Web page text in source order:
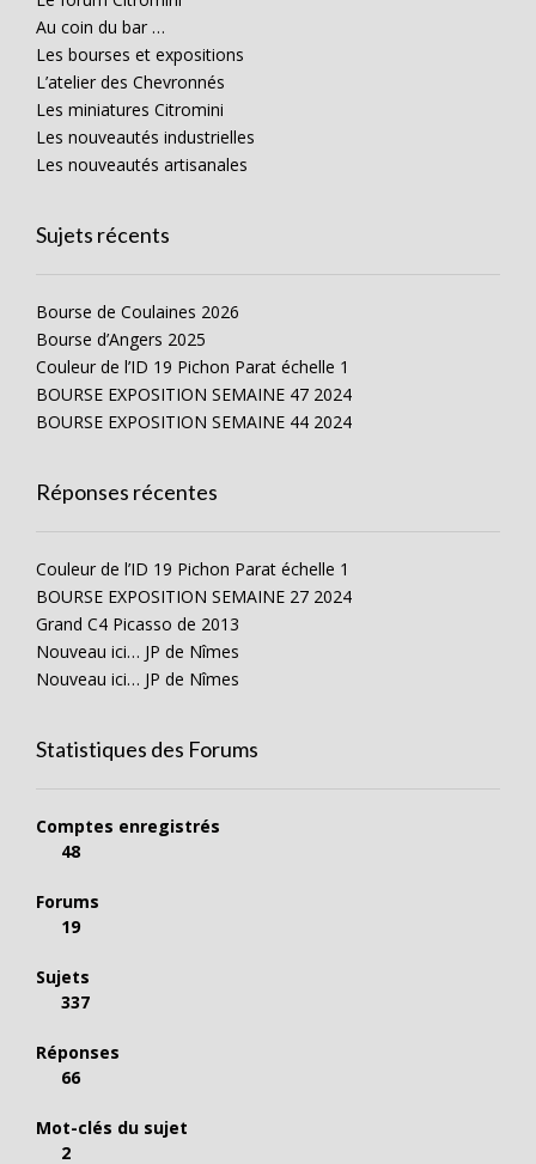
Au coin du bar …
Les bourses et expositions
L’atelier des Chevronnés
Les miniatures Citromini
Les nouveautés industrielles
Les nouveautés artisanales
Sujets récents
Bourse de Coulaines 2026
Bourse d’Angers 2025
Couleur de l’ID 19 Pichon Parat échelle 1
BOURSE EXPOSITION SEMAINE 47 2024
BOURSE EXPOSITION SEMAINE 44 2024
Réponses récentes
Couleur de l’ID 19 Pichon Parat échelle 1
BOURSE EXPOSITION SEMAINE 27 2024
Grand C4 Picasso de 2013
Nouveau ici… JP de Nîmes
Nouveau ici… JP de Nîmes
Statistiques des Forums
Comptes enregistrés
48
Forums
19
Sujets
337
Réponses
66
Mot-clés du sujet
2